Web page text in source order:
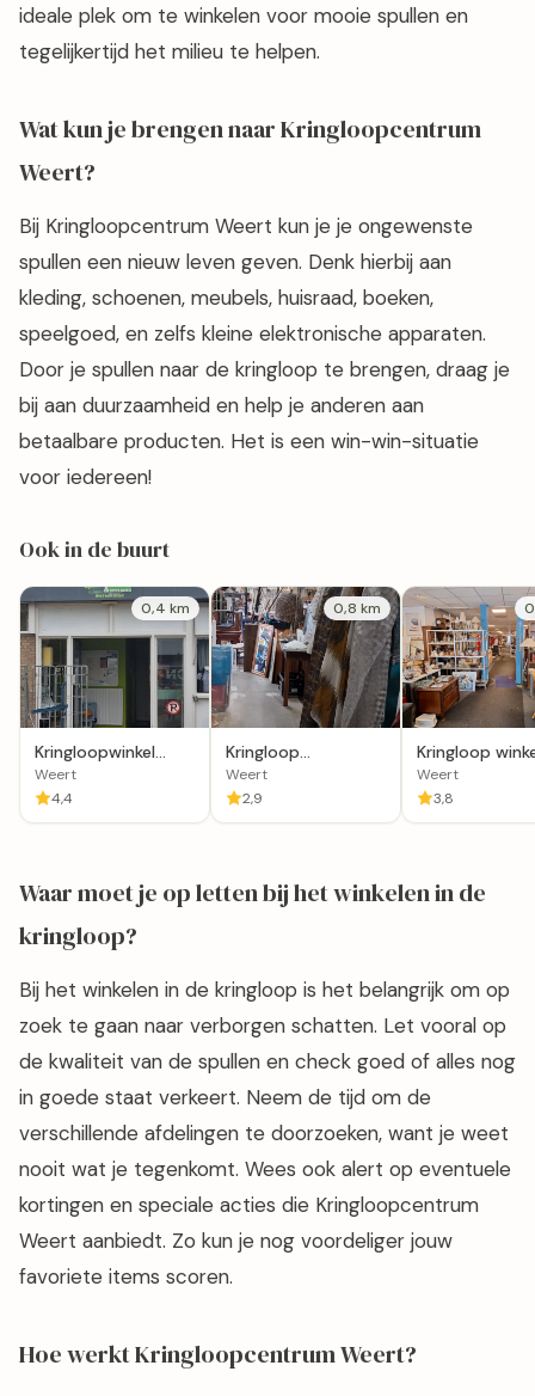
ideale plek om te winkelen voor mooie spullen en
tegelijkertijd het milieu te helpen.
Wat kun je brengen naar Kringloopcentrum
Weert?
Bij Kringloopcentrum Weert kun je je ongewenste
spullen een nieuw leven geven. Denk hierbij aan
kleding, schoenen, meubels, huisraad, boeken,
speelgoed, en zelfs kleine elektronische apparaten.
Door je spullen naar de kringloop te brengen, draag je
bij aan duurzaamheid en help je anderen aan
betaalbare producten. Het is een win-win-situatie
voor iedereen!
Ook in de buurt
0,4 km
Kringloopwinkel
Stichting
Sponsorwinkel
Weert
Weert
4,4
0,8 km
Kringloop
Groothandel Weert
Weert
2,9
Kringloop
koopje
15 Weert
Weert
3,8
Waar moet je op letten bij het winkelen in de
kringloop?
Bij het winkelen in de kringloop is het belangrijk om op
zoek te gaan naar verborgen schatten. Let vooral op
de kwaliteit van de spullen en check goed of alles nog
in goede staat verkeert. Neem de tijd om de
verschillende afdelingen te doorzoeken, want je weet
nooit wat je tegenkomt. Wees ook alert op eventuele
kortingen en speciale acties die Kringloopcentrum
Weert aanbiedt. Zo kun je nog voordeliger jouw
favoriete items scoren.
Hoe werkt Kringloopcentrum Weert?